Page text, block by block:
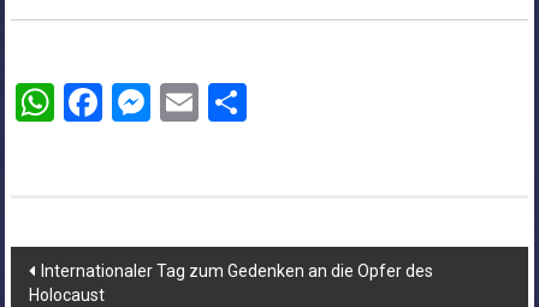
WhatsApp
Facebook
Messenger
EmailTeilen
Beitragsnavigation
Internationaler Tag zum Gedenken an die Opfer des
Holocaust